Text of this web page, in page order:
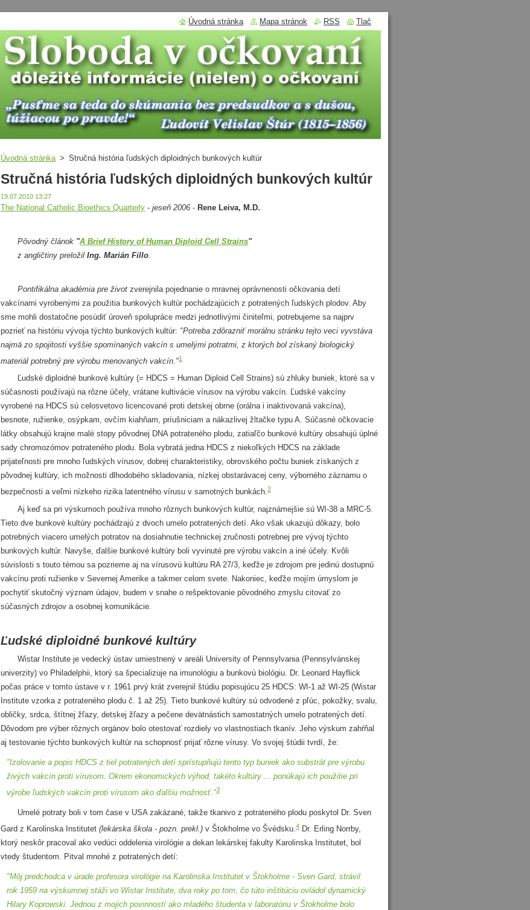
Úvodná stránka > Stručná história ľudských diploidných bunkových kultúr
Stručná história ľudských diploidných bunkových kultúr
19.07.2010 13:27
The National Catholic Bioethics Quarterly - jeseň 2006 - Rene Leiva, M.D.
Pôvodný článok "A Brief History of Human Diploid Cell Strains"
z angličtiny preložil Ing. Marián Fillo.
Pontifikálna akadémia pre život zverejnila pojednanie o mravnej oprávnenosti očkovania detí
vakcínami vyrobenými za použitia bunkových kultúr pochádzajúcich z potratených ľudských plodov. Aby
sme mohli dostatočne posúdiť úroveň spolupráce medzi jednotlivými činiteľmi, potrebujeme sa najprv
pozrieť na históriu vývoja týchto bunkových kultúr: "Potreba zdôrazniť morálnu stránku tejto veci vyvstáva
najmä zo spojitosti vyššie spomínaných vakcín s umelými potratmi, z ktorých bol získaný biologický
materiál potrebný pre výrobu menovaných vakcín."1
Ľudské diploidné bunkové kultúry (= HDCS = Human Diploid Cell Strains) sú zhluky buniek, ktoré sa v
súčasnosti používajú na rôzne účely, vrátane kultivácie vírusov na výrobu vakcín. Ľudské vakcíny
vyrobené na HDCS sú celosvetovo licencované proti detskej obrne (orálna i inaktivovaná vakcína),
besnote, ružienke, osýpkam, ovčím kiahňam, príušniciam a nákazlivej žltačke typu A. Súčasné očkovacie
látky obsahujú krajne malé stopy pôvodnej DNA potrateného plodu, zatiaľčo bunkové kultúry obsahujú úplné
sady chromozómov potrateného plodu. Bola vybratá jedna HDCS z niekoľkých HDCS na základe
prijateľnosti pre mnoho ľudských vírusov, dobrej charakteristiky, obrovského počtu buniek získaných z
pôvodnej kultúry, ich možnosti dlhodobého skladovania, nízkej obstarávacej ceny, výborného záznamu o
bezpečnosti a veľmi nízkeho rizika latentného vírusu v samotných bunkách.2
Aj keď sa pri výskumoch používa mnoho rôznych bunkových kultúr, najznámejšie sú WI-38 a MRC-5.
Tieto dve bunkové kultúry pochádzajú z dvoch umelo potratených detí. Ako však ukazujú dôkazy, bolo
potrebných viacero umelých potratov na dosiahnutie technickej zručnosti potrebnej pre vývoj týchto
bunkových kultúr. Navyše, ďalšie bunkové kultúry boli vyvinuté pre výrobu vakcín a iné účely. Kvôli
súvislosti s touto témou sa pozrieme aj na vírusovú kultúru RA 27/3, keďže je zdrojom pre jedinú dostupnú
vakcínu proti ružienke v Severnej Amerike a takmer celom svete. Nakoniec, keďže mojím úmyslom je
pochytiť skutočný význam údajov, budem v snahe o rešpektovanie pôvodného zmyslu citovať zo
súčasných zdrojov a osobnej komunikácie.
Ľudské diploidné bunkové kultúry
Wistar Institute je vedecký ústav umiestnený v areáli University of Pennsylvania (Pennsylvánskej
univerzity) vo Philadelphii, ktorý sa špecializuje na imunológiu a bunkovú biológiu. Dr. Leonard Hayflick
počas práce v tomto ústave v r. 1961 prvý krát zverejnil štúdiu popisujúcu 25 HDCS: WI-1 až WI-25 (Wistar
Institute vzorka z potrateného plodu č. 1 až 25). Tieto bunkové kultúry sú odvodené z pľúc, pokožky, svalu,
obličky, srdca, štítnej žľazy, detskej žľazy a pečene devätnástich samostatných umelo potratených detí.
Dôvodom pre výber rôznych orgánov bolo otestovať rozdiely vo vlastnostiach tkanív. Jeho výskum zahŕňal
aj testovanie týchto bunkových kultúr na schopnosť prijať rôzne vírusy. Vo svojej štúdii tvrdí, že:
"Izolovanie a popis HDCS z tiel potratených detí sprístupňujú tento typ buniek ako substrát pre výrobu
živých vakcín proti vírusom. Okrem ekonomických výhod, takéto kultúry ... ponúkajú ich použitie pri
výrobe ľudských vakcín proti vírusom ako ďalšiu možnosť."3
Umelé potraty boli v tom čase v USA zakázané, takže tkanivo z potrateného plodu poskytol Dr. Sven
Gard z Karolinska Institutet (lekárska škola - pozn. prekl.) v Štokholme vo Švédsku.4 Dr. Erling Norrby,
ktorý neskôr pracoval ako vedúci oddelenia virológie a dekan lekárskej fakulty Karolinska Institutet, bol
vtedy študentom. Pitval mnohé z potratených detí:
"Môj predchodca v úrade profesora virológie na Karolinska Institutet v Štokholme - Sven Gard, strávil
rok 1959 na výskumnej stáži vo Wistar Institute, dva roky po tom, čo túto inštitúciu ovládol dynamický
Hilary Koprowski. Jednou z mojich povinností ako mladého študenta v laboratóriu v Štokholme bolo
Úvodná stránka Mapa stránok RSS Tlač